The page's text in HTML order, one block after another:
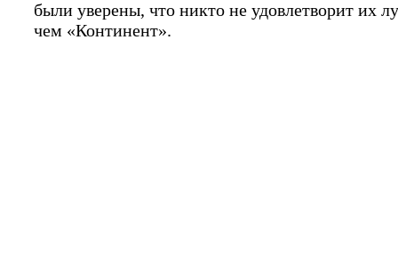
были уверены, что никто не удовлетворит их
чем «Континент».